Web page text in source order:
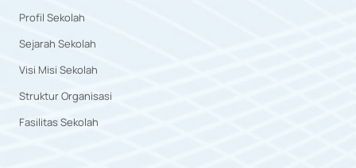
Profil Sekolah
Sejarah Sekolah
Visi Misi Sekolah
Struktur Organisasi
Fasilitas Sekolah